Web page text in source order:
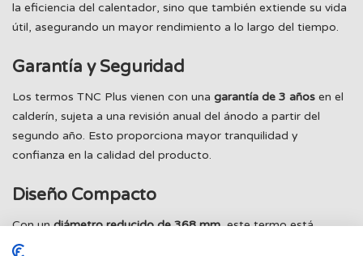
la eficiencia del calentador, sino que también extiende su vida
útil, asegurando un mayor rendimiento a lo largo del tiempo.
Garantía y Seguridad
Los termos TNC Plus vienen con una garantía de 3 años en el
calderín, sujeta a una revisión anual del ánodo a partir del
segundo año. Esto proporciona mayor tranquilidad y
confianza en la calidad del producto.
Diseño Compacto
Con undiámetro reducido de 368 mm, este termo está
diseñado para adaptarse perfectamente en espacios